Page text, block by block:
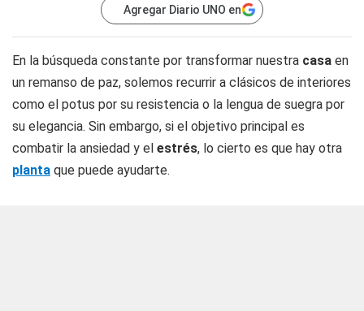
Agregar Diario UNO en
En la búsqueda constante por transformar nuestra casa en
un remanso de paz, solemos recurrir a clásicos de interiores
como el potus por su resistencia o la lengua de suegra por
su elegancia. Sin embargo, si el objetivo principal es
combatir la ansiedad y el estrés, lo cierto es que hay otra
planta que puede ayudarte.